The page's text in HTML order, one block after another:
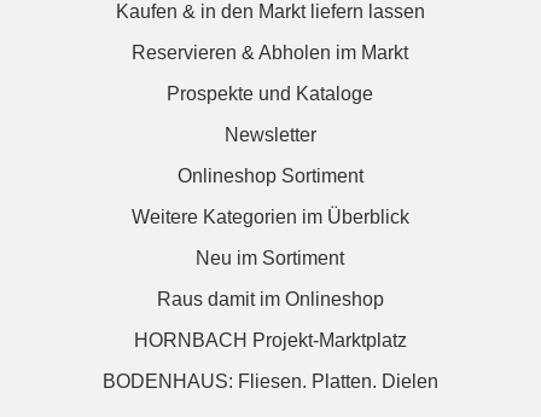
Kaufen & in den Markt liefern lassen
Reservieren & Abholen im Markt
Prospekte und Kataloge
Newsletter
Onlineshop Sortiment
Weitere Kategorien im Überblick
Neu im Sortiment
Raus damit im Onlineshop
HORNBACH Projekt-Marktplatz
BODENHAUS: Fliesen. Platten. Dielen